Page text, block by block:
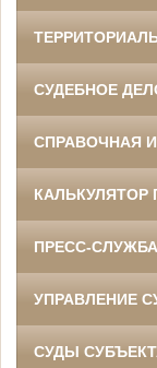
СУДЕБНОЕ
СПРАВОЧНАЯ
ПРЕСС-СЛУЖБА
УПРАВЛЕНИЕ
СУДЫ